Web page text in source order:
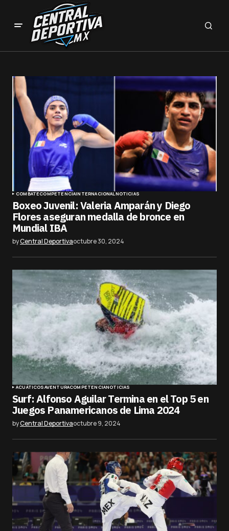
COMBATECOMPETENCIAINTERNACIONALNOTICIAS
Boxeo Juvenil: Valeria Amparán y Diego
Flores aseguran medalla de bronce en
Mundial IBA
byCentral Deportivaoctubre 30, 2024
ACUÁTICOSAVENTURACOMPETENCIANOTICIAS
Surf: Alfonso Aguilar Termina en el Top 5 en
Juegos Panamericanos de Lima 2024
byCentral Deportivaoctubre 9, 2024